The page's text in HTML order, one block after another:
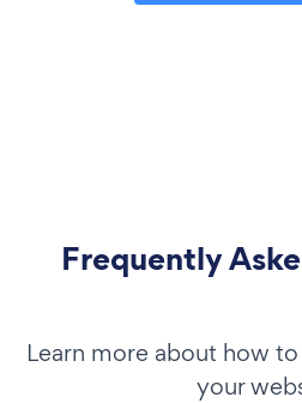
Frequently
Learn more about how
your